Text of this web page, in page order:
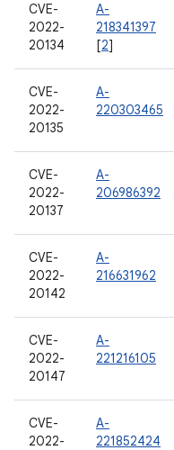
CVE-
2022-
20134
A-
218341397
[2]
CVE-
2022-
20135
A-
220303465
CVE-
2022-
20137
A-
206986392
CVE-
2022-
20142
A-
216631962
CVE-
2022-
20147
A-
221216105
CVE-
2022-
A-
221852424